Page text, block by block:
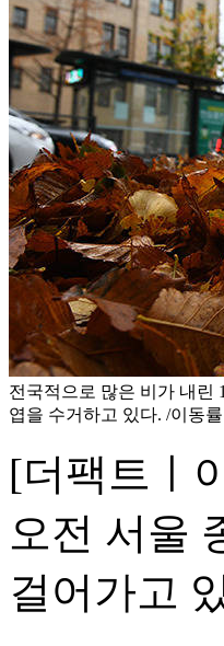
전국적으로 많은 비가 내린
엽을 수거하고 있다. /이동
[더팩트ㅣ
오전 서울
걸어가고